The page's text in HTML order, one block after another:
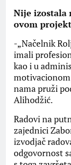
Nije izostala
ovom
-„Načelnik
imali
kao i u
nama pruži
Alihodžić.
Radovi na
zajednici
izvodjač
odgovornost